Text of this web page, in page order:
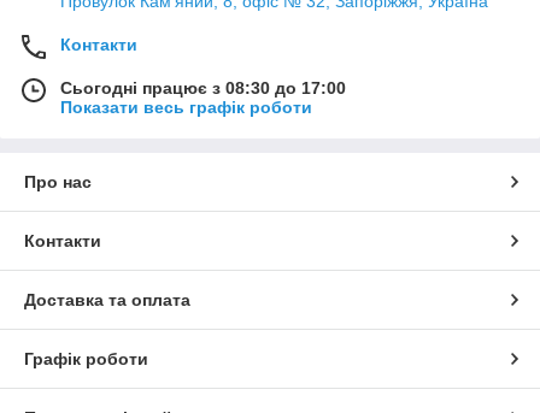
Контакти
Сьогодні працює з 08:30 до 17:00
Показати весь графік роботи
Про нас
Контакти
Доставка та оплата
Графік роботи